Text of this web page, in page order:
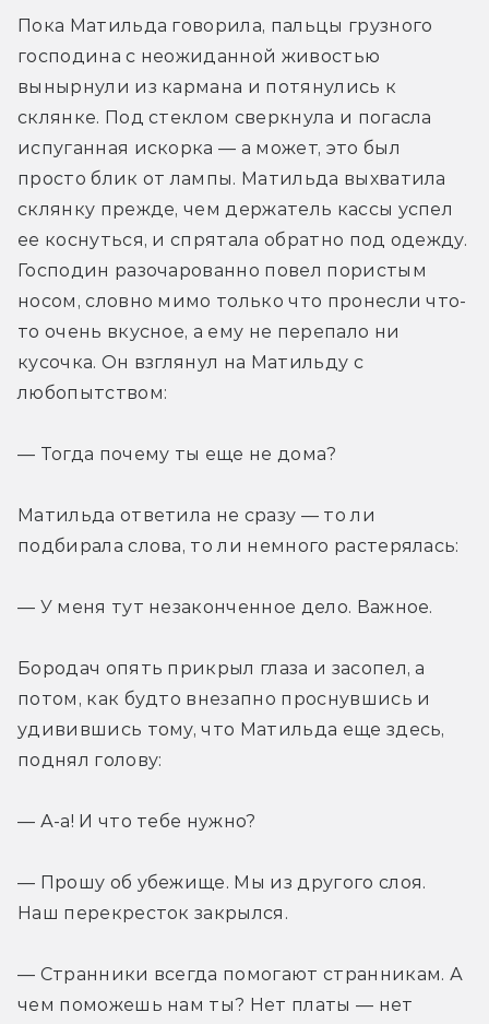
Пока Матильда говорила, пальцы грузного
господина с неожиданной живостью
вынырнули из кармана и потянулись к
склянке. Под стеклом сверкнула и погасла
испуганная искорка — а может, это был
просто блик от лампы. Матильда выхватила
склянку прежде, чем держатель кассы успел
ее коснуться, и спрятала обратно под одежду.
Господин разочарованно повел пористым
носом, словно мимо только что пронесли что-
то очень вкусное, а ему не перепало ни
кусочка. Он взглянул на Матильду с
любопытством:
— Тогда почему ты еще не дома?
Матильда ответила не сразу — то ли
подбирала слова, то ли немного растерялась:
— У меня тут незаконченное дело. Важное.
Бородач опять прикрыл глаза и засопел, а
потом, как будто внезапно проснувшись и
удивившись тому, что Матильда еще здесь,
поднял голову:
— А-а! И что тебе нужно?
— Прошу об убежище. Мы из другого слоя.
Наш перекресток закрылся.
— Странники всегда помогают странникам. А
чем поможешь нам ты? Нет платы — нет